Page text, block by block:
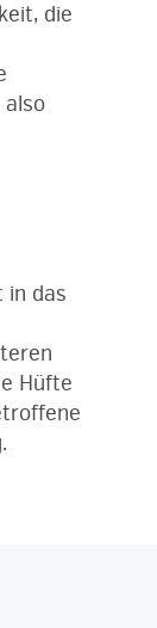
die
also
in das
Hüfte